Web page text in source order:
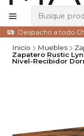
Despacho a todo
Inicio Muebles
Zapatero Rustic
Nivel-Recibidor